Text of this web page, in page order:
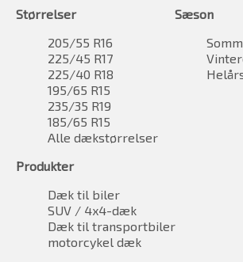
Størrelser
205/55 R16
225/45 R17
225/40 R18
195/65 R15
235/35 R19
185/65 R15
Alle dækstørrelser
Sæson
Produkter
Dæk til biler
SUV / 4x4-dæk
Dæk til transportbiler
motorcykel dæk